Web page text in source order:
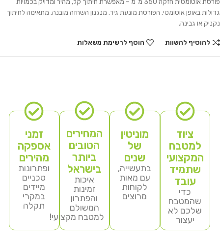
פורסת אוטומטית חזקה 350 מ”מ – מאפשרת חיתוך קל, מהיר ומדויק בכמויות
גדולות באופן אוטומטי. הפורסת מונעת גיר. מנגנון השחזה מובנה. מתאימה לחיתוך
נקניק או גבינה.
להוסיף להשוות הוסף לרשימת משאלות
ציוד
למטבח
המקצועי
שתמיד
עובד
כדי
שהמטבח
שלכם לא
יעצור
מוניטין
של
שנים
בתעשייה,
עם מאות
לקוחות
מרוצים
המחירים
הטובים
ביותר
בישראל
איכות
זמינות
והפתרון
המשולם
למטבח מקצועי!
זמני
אספקה
מהירים
ופתרונות
טכניים
מיידים
במקרי
תקלה